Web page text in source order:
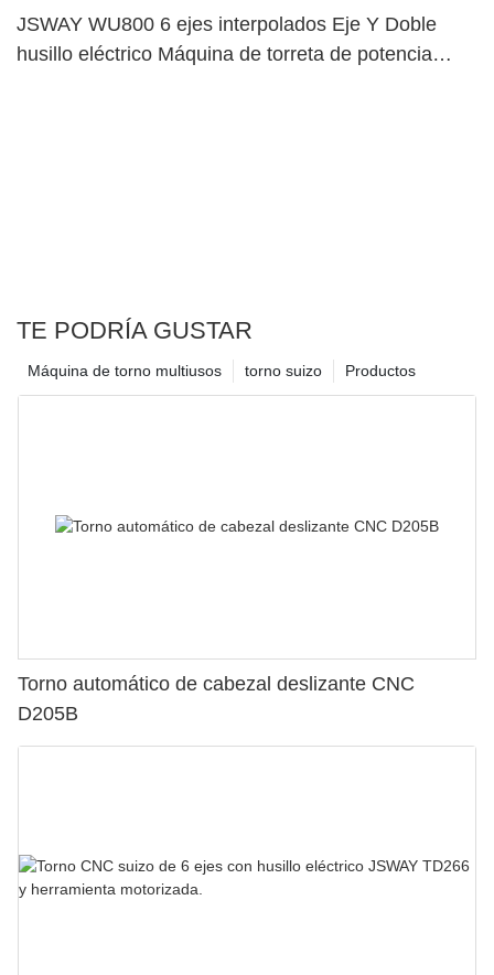
JSWAY WU800 6 ejes interpolados Eje Y Doble
husillo eléctrico Máquina de torreta de potencia
TE PODRÍA GUSTAR
Productos
torno suizo
Máquina de torno multiusos
Torno automático de cabezal deslizante CNC
D205B